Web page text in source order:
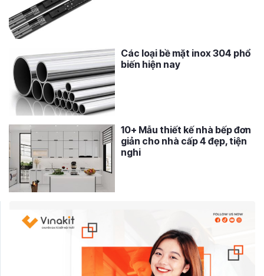
Các loại bề mặt inox 304 phổ
biến hiện nay
10+ Mẫu thiết kế nhà bếp đơn
giản cho nhà cấp 4 đẹp, tiện
nghi